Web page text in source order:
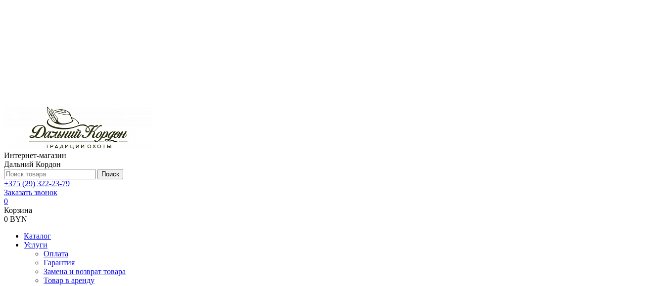
Интернет-магазин
Дальний Кордон
Поиск
+375 (29) 322-23-79
Заказать звонок
0
Корзина
0 BYN
Каталог
Услуги
Оплата
Гарантия
Замена и возврат товара
Товар в аренду